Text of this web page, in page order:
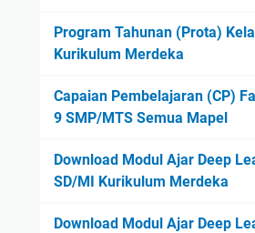
Program Tahunan (Prota)
Kurikulum Merdeka
Capaian Pembelajaran (CP)
9 SMP/MTS Semua Mapel
Download Modul Ajar Deep
SD/MI Kurikulum Merdeka
Download Modul Ajar Deep